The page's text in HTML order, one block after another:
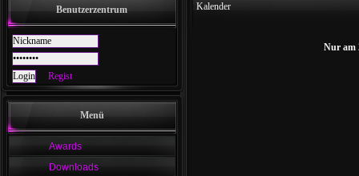
Benutzerzentrum
Regist
Menü
Awards
Downloads
Kalender
Nur am